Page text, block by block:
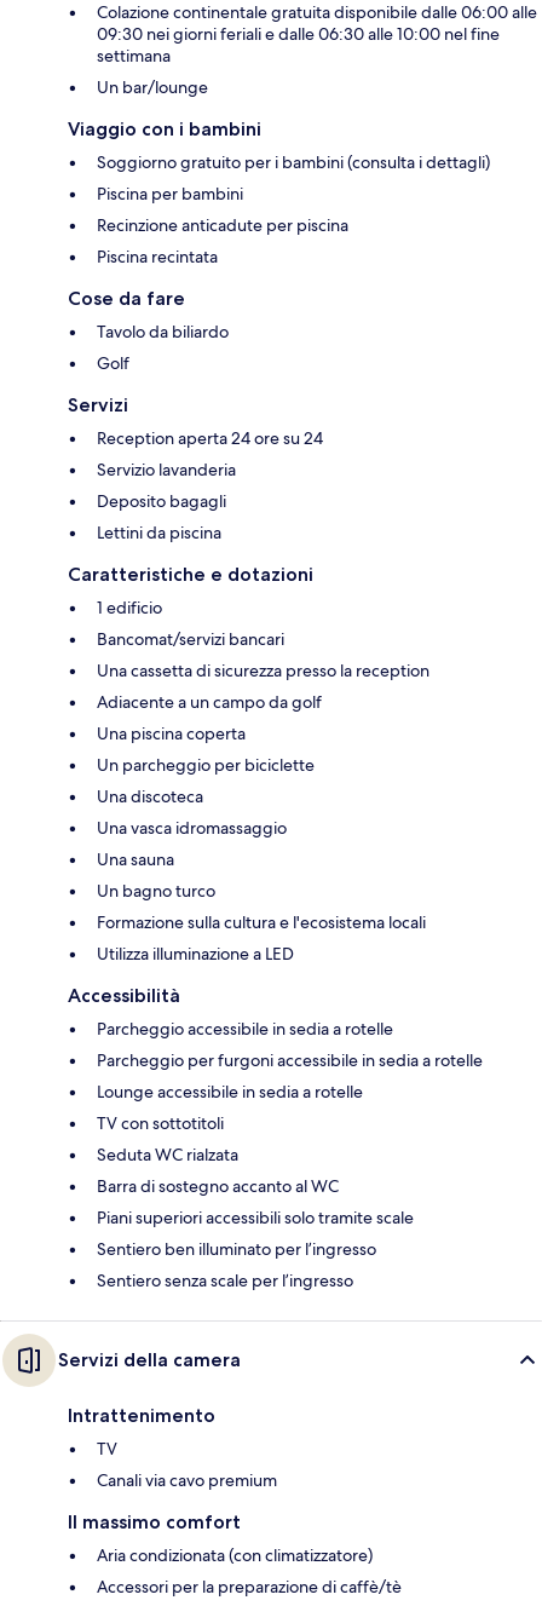
Colazione continentale gratuita disponibile dalle 06:00 alle
09:30 nei giorni feriali e dalle 06:30 alle 10:00 nel fine
settimana
Un bar/lounge
Viaggio con i bambini
Soggiorno gratuito per i bambini (consulta i dettagli)
Piscina per bambini
Recinzione anticadute per piscina
Piscina recintata
Cose da fare
Tavolo da biliardo
Golf
Servizi
Reception aperta 24 ore su 24
Servizio lavanderia
Deposito bagagli
Lettini da piscina
Caratteristiche e dotazioni
1 edificio
Bancomat/servizi bancari
Una cassetta di sicurezza presso la reception
Adiacente a un campo da golf
Una piscina coperta
Un parcheggio per biciclette
Una discoteca
Una vasca idromassaggio
Una sauna
Un bagno turco
Formazione sulla cultura e l'ecosistema locali
Utilizza illuminazione a LED
Accessibilità
Parcheggio accessibile in sedia a rotelle
Parcheggio per furgoni accessibile in sedia a rotelle
Lounge accessibile in sedia a rotelle
TV con sottotitoli
Seduta WC rialzata
Barra di sostegno accanto al WC
Piani superiori accessibili solo tramite scale
Sentiero ben illuminato per l’ingresso
Sentiero senza scale per l’ingresso
Servizi della camera
Intrattenimento
TV
Canali via cavo premium
Il massimo comfort
Aria condizionata (con climatizzatore)
Accessori per la preparazione di caffè/tè